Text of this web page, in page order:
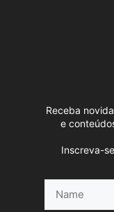
Receba
e
Inscreva-